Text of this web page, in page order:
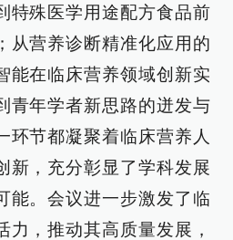
特殊医学用途配方食品前
从营养诊断精准化应用的
能在临床营养领域创新实
青年学者新思路的迸发与
环节都凝聚着临床营养人
新，充分彰显了学科发展
能。会议进一步激发了临
力，推动其高质量发展，